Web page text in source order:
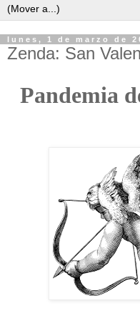
lunes, 1 de marzo de
Zenda: San
Pandemia